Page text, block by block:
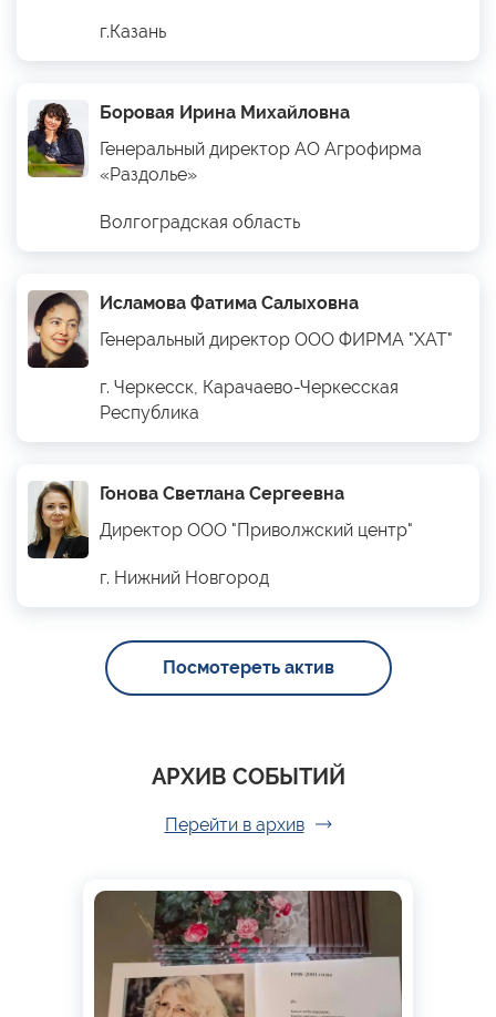
г.Казань
Боровая Ирина Михайловна
Генеральный директор АО Агрофирма
«Раздолье»
Волгоградская область
Исламова Фатима Салыховна
Генеральный директор ООО ФИРМА "ХАТ"
г. Черкесск, Карачаево-Черкесская
Республика
Гонова Светлана Сергеевна
Директор ООО "Приволжский центр"
г. Нижний Новгород
Посмотереть актив
АРХИВ СОБЫТИЙ
Перейти в архив